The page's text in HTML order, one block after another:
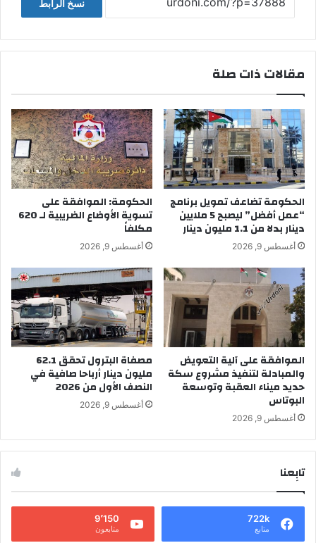
نسخ الرابط
مقالات ذات صلة
الحكومة تضاعف تمويل برنامج
“عمل أفضل” ليصبح 5 ملايين
دينار بدلا من 1.1 مليون دينار
أغسطس 9, 2026
الحكومة: الموافقة على
تسوية الأوضاع الضريبية لـ 620
مكلفاً
أغسطس 9, 2026
الموافقة على آلية التعويض
والمبادلة لتنفيذ مشروع سكة
حديد ميناء العقبة وتوسعة
البوتاس
أغسطس 9, 2026
مصفاة البترول تحقق 62.1
مليون دينار أرباحا صافية في
النصف الأول من 2026
أغسطس 9, 2026
تابِعنا
722k
متابع
9٬150
متابعون